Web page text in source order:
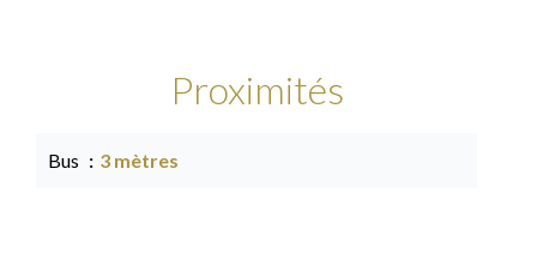
Proximités
Bus 3 mètres